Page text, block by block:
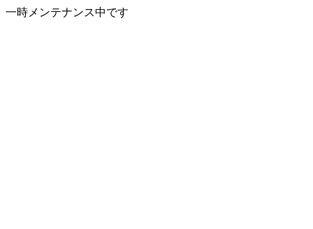
一時メンテナンス中です